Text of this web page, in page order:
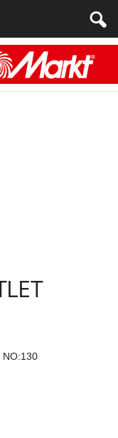
NO:130